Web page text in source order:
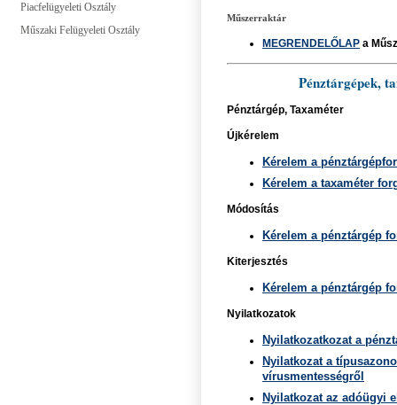
Piacfelügyeleti Osztály
Műszaki Felügyeleti Osztály
Műszerraktár
MEGRENDELŐLAP a
Pénztárgépek,
Pénztárgép, Taxaméter
Újkérelem
Kérelem a
Kérelem a taxaméter
Módosítás
Kérelem a pénztárgép
Kiterjesztés
Kérelem a pénztárgép
Nyilatkozatok
Nyilatkozatkozat a
Nyilatkozat a
vírusmentességről
Nyilatkozat az adóügyi